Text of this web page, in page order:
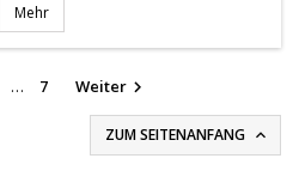
Mehr
… 7 Weiter
ZUM SEITENANFANG 